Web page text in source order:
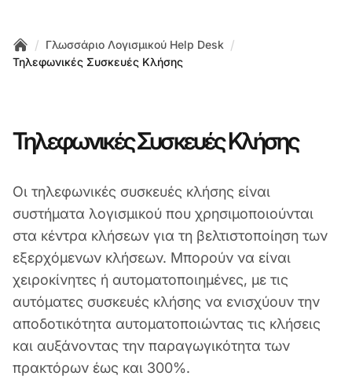
Home
/ Γλωσσάριο Λογισμικού Help Desk /
Τηλεφωνικές Συσκευές Κλήσης
Τηλεφωνικές Συσκευές Κλήσης
Οι τηλεφωνικές συσκευές κλήσης είναι
συστήματα λογισμικού που χρησιμοποιούνται
στα κέντρα κλήσεων για τη βελτιστοποίηση των
εξερχόμενων κλήσεων. Μπορούν να είναι
χειροκίνητες ή αυτοματοποιημένες, με τις
αυτόματες συσκευές κλήσης να ενισχύουν την
αποδοτικότητα αυτοματοποιώντας τις κλήσεις
και αυξάνοντας την παραγωγικότητα των
πρακτόρων έως και 300%.